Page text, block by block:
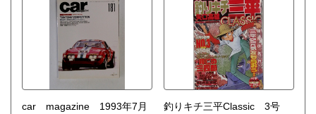
car magazine 1993年7月
釣りキチ三平Classic 3号